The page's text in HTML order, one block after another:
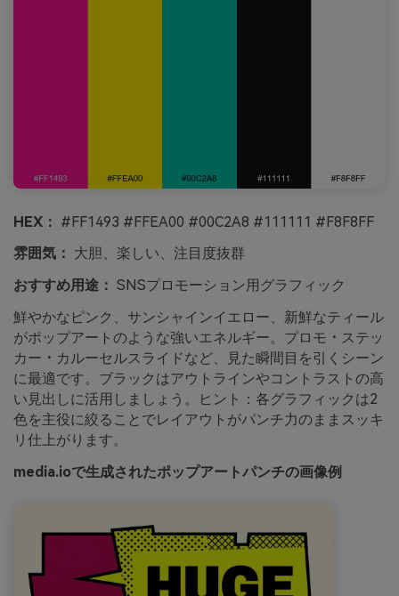
HEX： #FF1493 #FFEA00 #00C2A8 #111111 #F8F8FF
雰囲気： 大胆、楽しい、注目度抜群
おすすめ用途： SNSプロモーション用グラフィック
鮮やかなピンク、サンシャインイエロー、新鮮なティール
がポップアートのような強いエネルギー。プロモ・ステッ
カー・カルーセルスライドなど、見た瞬間目を引くシーン
に最適です。ブラックはアウトラインやコントラストの高
い見出しに活用しましょう。ヒント：各グラフィックは2
色を主役に絞ることでレイアウトがパンチ力のままスッキ
リ仕上がります。
media.ioで生成されたポップアートパンチの画像例